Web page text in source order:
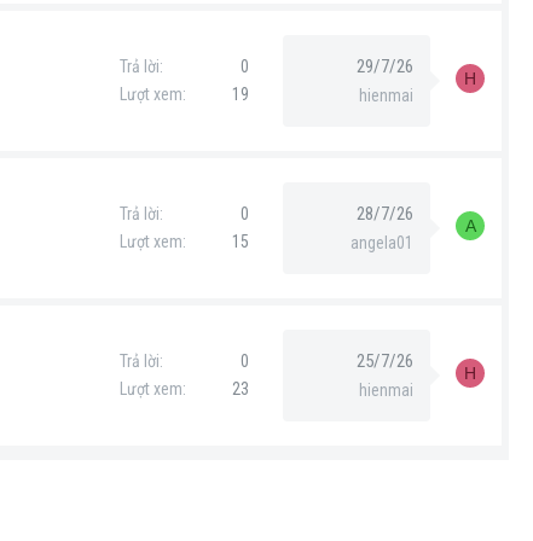
Trả lời
0
Lượt xem
19
29/7/26
hienmai
H
Trả lời
0
Lượt xem
15
28/7/26
angela01
A
Trả lời
0
Lượt xem
23
25/7/26
hienmai
H